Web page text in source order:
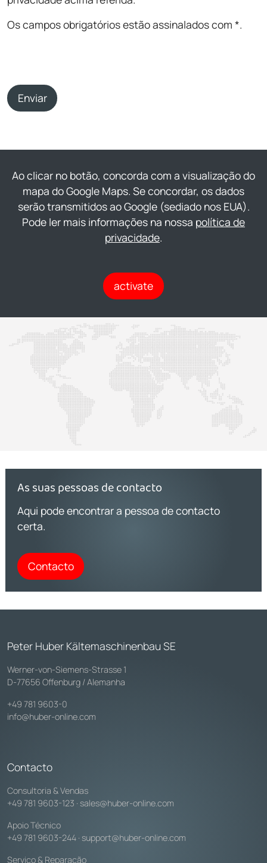
Os campos obrigatórios estão assinalados com *.
Enviar
Ao clicar no botão, concorda com a visualização do
mapa do Google Maps. Se concordar, os dados
serão transmitidos ao Google (sediado nos EUA).
Pode ler mais informações na nossa política de
privacidade.
activate
As suas pessoas de contacto
Aqui pode encontrar a pessoa de contacto
certa.
Contacto
Peter Huber Kältemaschinenbau SE
Werner-von-Siemens-Strasse 1
D-77656 Offenburg / Alemanha
+49 781 9603-0
info@huber-online.com
Contacto
Consultoria & Vendas
+49 781 9603-123 · sales@huber-online.com
Apoio Técnico
+49 781 9603-244 · support@huber-online.com
Serviço & Reparação